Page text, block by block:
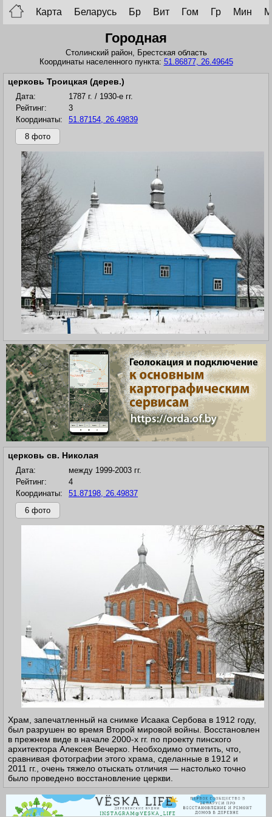
Карта Беларусь Бр Вит Гом Гр Мин
Городная
Столинский район, Брестская область
Координаты населенного пункта: 51.86877, 26.49645
церковь Троицкая (дерев.)
Дата:
1787 г. / 1930-е гг.
Рейтинг:
3
Координаты:
51.87154, 26.49839
8 фото
церковь св. Николая
Дата:
между 1999-2003 гг.
Рейтинг:
4
Координаты:
51.87198, 26.49837
6 фото
Храм, запечатленный на снимке Исаака Сербова в 1912 году,
был разрушен во время Второй мировой войны. Восстановлен
в прежнем виде в начале 2000-х гг. по проекту пинского
архитектора Алексея Вечерко. Необходимо отметить, что,
сравнивая фотографии этого храма, сделанные в 1912 и
2011 гг., очень тяжело отыскать отличия — настолько точно
было проведено восстановление церкви.